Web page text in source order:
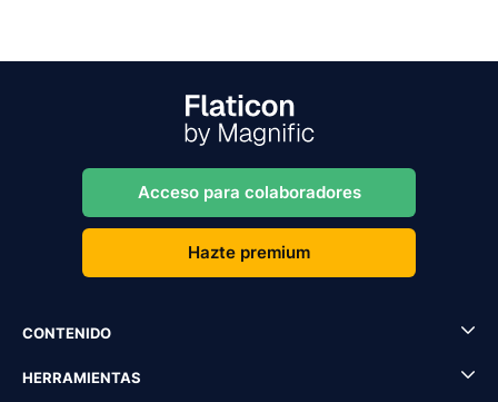
Acceso para colaboradores
Hazte premium
CONTENIDO
HERRAMIENTAS